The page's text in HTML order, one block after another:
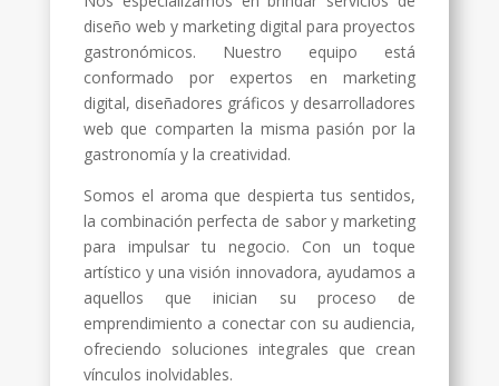
diseño web y marketing digital para proyectos
gastronómicos. Nuestro equipo está
conformado por expertos en marketing
digital, diseñadores gráficos y desarrolladores
web que comparten la misma pasión por la
gastronomía y la creatividad.
Somos el aroma que despierta tus sentidos,
la combinación perfecta de sabor y marketing
para impulsar tu negocio. Con un toque
artístico y una visión innovadora, ayudamos a
aquellos que inician su proceso de
emprendimiento a conectar con su audiencia,
ofreciendo soluciones integrales que crean
vínculos inolvidables.